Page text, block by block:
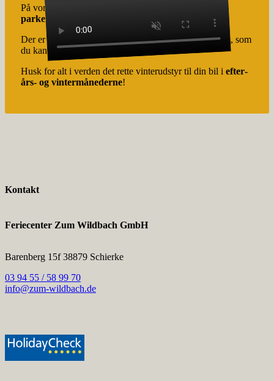
På vores ferie­an­læg er der rigeligt med
parke­rings­plad­ser
Der er to
offent­lige ladestan­dere(11 KW) til din elbil, som
du kan benytte.
Husk for alt i verden det rette vinter­ud­styr til din bil i efter­
års- og vinter­må­ne­derne!
Kontakt
Feriecenter Zum Wildbach GmbH
Barenberg 15f 38879 Schierke
03 94 55 / 58 99 70
info@zum-wildbach.de